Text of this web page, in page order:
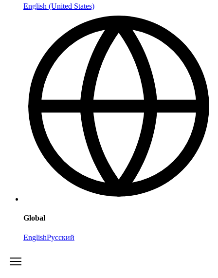
English (United States)
Global
EnglishРусский